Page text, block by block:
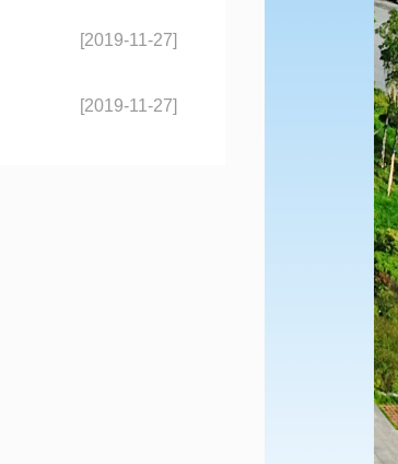
[2019-11-27]
[2019-11-27]